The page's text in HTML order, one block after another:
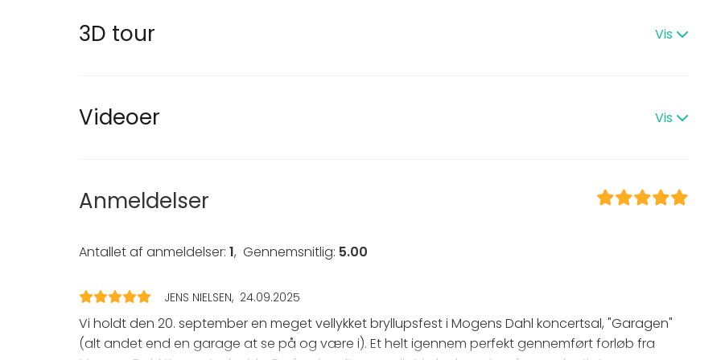
Kaffe, te
Venue, 1 sal
Priser fra 1.795,- kr. pr. person inkl. moms ved min. 80 gæster
Spørg om vores afbestillingspolitik
Service (tallerkener, bestik,
3D tour Vis
Videoer Vis
Anmeldelser
Antallet af anmeldelser: 1, Gennemsnitlig: 5.00
JENS NIELSEN 24.09.2025
Vi holdt den 20. september en meget vellykket bryllupsfest i Mogens Dahl koncertsal, "Garagen"
(alt andet end en garage at se på og være i). Et helt igennem perfekt gennemført forløb fra